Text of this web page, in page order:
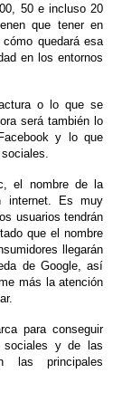
50 e incluso 20
que tener en
quedará esa
en los entornos
o lo que se
será también lo
y lo que
el nombre de la
internet. Es muy
usuarios tendrán
que el nombre
llegarán
de Google, así
más la atención
para conseguir
sociales y de las
las principales